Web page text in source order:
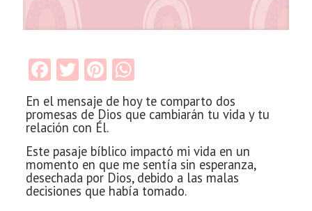
Facebook
TwitterPinterest
WhatsApp
En el mensaje de hoy te comparto dos
promesas de Dios que cambiarán tu vida y tu
relación con Él.
Este pasaje bíblico impactó mi vida en un
momento en que me sentía sin esperanza,
desechada por Dios, debido a las malas
decisiones que había tomado.